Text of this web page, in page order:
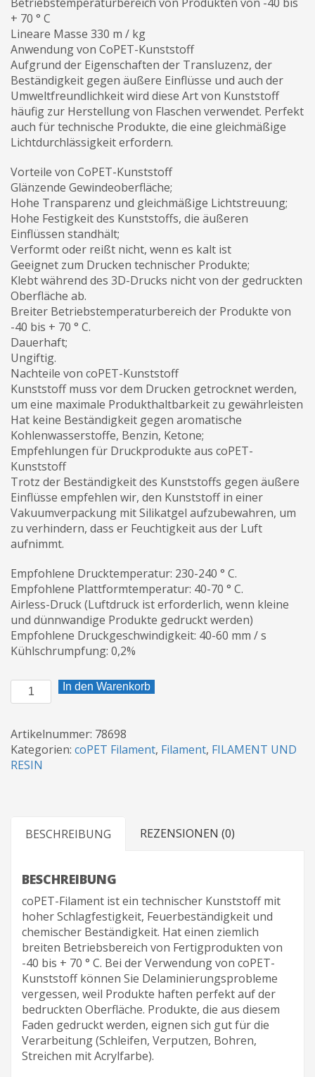
+ 70 ° С
Lineare Masse 330 m / kg
Anwendung von CoPET-Kunststoff
Aufgrund der Eigenschaften der Transluzenz, der
Beständigkeit gegen äußere Einflüsse und auch der
Umweltfreundlichkeit wird diese Art von Kunststoff
häufig zur Herstellung von Flaschen verwendet. Perfekt
auch für technische Produkte, die eine gleichmäßige
Lichtdurchlässigkeit erfordern.
Vorteile von CoPET-Kunststoff
Glänzende Gewindeoberfläche;
Hohe Transparenz und gleichmäßige Lichtstreuung;
Hohe Festigkeit des Kunststoffs, die äußeren
Einflüssen standhält;
Verformt oder reißt nicht, wenn es kalt ist
Geeignet zum Drucken technischer Produkte;
Klebt während des 3D-Drucks nicht von der gedruckten
Oberfläche ab.
Breiter Betriebstemperaturbereich der Produkte von
-40 bis + 70 ° C.
Dauerhaft;
Ungiftig.
Nachteile von coPET-Kunststoff
Kunststoff muss vor dem Drucken getrocknet werden,
um eine maximale Produkthaltbarkeit zu gewährleisten
Hat keine Beständigkeit gegen aromatische
Kohlenwasserstoffe, Benzin, Ketone;
Empfehlungen für Druckprodukte aus coPET-
Kunststoff
Trotz der Beständigkeit des Kunststoffs gegen äußere
Einflüsse empfehlen wir, den Kunststoff in einer
Vakuumverpackung mit Silikatgel aufzubewahren, um
zu verhindern, dass er Feuchtigkeit aus der Luft
aufnimmt.
Empfohlene Drucktemperatur: 230-240 ° C.
Empfohlene Plattformtemperatur: 40-70 ° C.
Airless-Druck (Luftdruck ist erforderlich, wenn kleine
und dünnwandige Produkte gedruckt werden)
Empfohlene Druckgeschwindigkeit: 40-60 mm / s
Kühlschrumpfung: 0,2%
CoPET-
Filament,
Gramm
Menge
In den Warenkorb
Artikelnummer: 78698
Kategorien: coPET Filament, Filament, FILAMENT UND
RESIN
BESCHREIBUNG REZENSIONEN (0)
BESCHREIBUNG
coPET-Filament ist ein technischer Kunststoff mit
hoher Schlagfestigkeit, Feuerbeständigkeit und
chemischer Beständigkeit. Hat einen ziemlich
breiten Betriebsbereich von Fertigprodukten von
-40 bis + 70 ° C. Bei der Verwendung von coPET-
Kunststoff können Sie Delaminierungsprobleme
vergessen, weil Produkte haften perfekt auf der
bedruckten Oberfläche. Produkte, die aus diesem
Faden gedruckt werden, eignen sich gut für die
Verarbeitung (Schleifen, Verputzen, Bohren,
Streichen mit Acrylfarbe).